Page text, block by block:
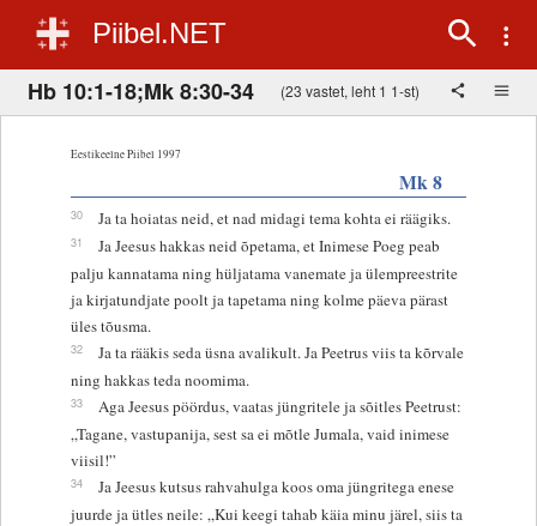
Piibel.NET
Hb 10:1-18;Mk 8:30-34 (23 vastet, leht 1 1-st)
Eestikeelne Piibel 1997
Mk 8
30 Ja ta hoiatas neid, et nad midagi tema kohta ei räägiks.
31
Ja Jeesus hakkas neid õpetama, et Inimese Poeg peab
palju kannatama ning hüljatama vanemate ja ülempreestrite
ja kirjatundjate poolt ja tapetama ning kolme päeva pärast
üles tõusma.
32
Ja ta rääkis seda üsna avalikult. Ja Peetrus viis ta kõrvale
ning hakkas teda noomima.
33
Aga Jeesus pöördus, vaatas jüngritele ja sõitles Peetrust:
„Tagane, vastupanija, sest sa ei mõtle Jumala, vaid inimese
viisil!”
34
Ja Jeesus kutsus rahvahulga koos oma jüngritega enese
juurde ja ütles neile: „Kui keegi tahab käia minu järel, siis ta